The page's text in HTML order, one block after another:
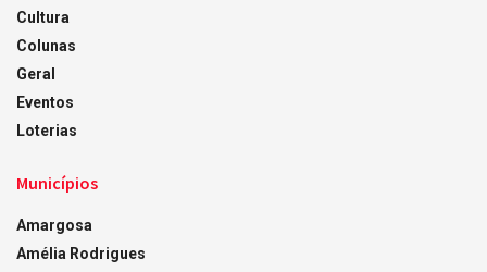
Cultura
Colunas
Geral
Eventos
Loterias
Municípios
Amargosa
Amélia Rodrigues